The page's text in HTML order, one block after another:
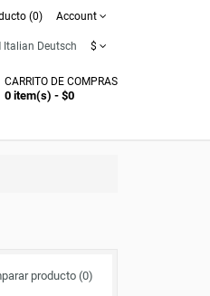
(0) Account
Italian Deutsch $
CARRITO DE COMPRAS
0 item(s) - $0
producto (0)